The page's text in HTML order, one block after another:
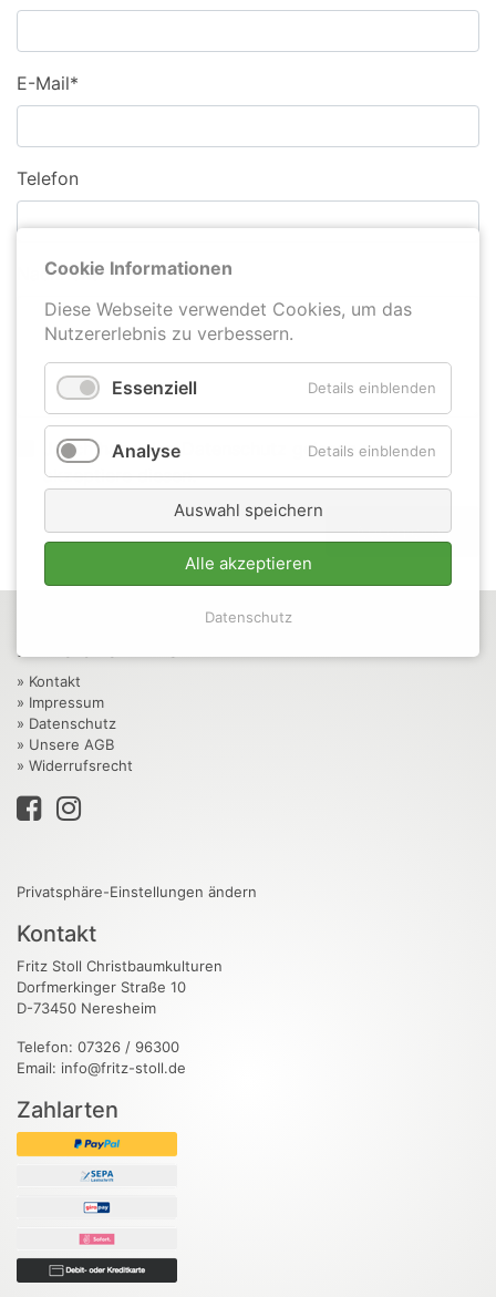
Cookie Informationen
Diese Webseite verwendet Cookies, um das
Nutzererlebnis zu verbessern.
Essenziell Details einblenden
Analyse Details einblenden
Auswahl speichern
Alle akzeptieren
Datenschutz
Pflichtfeld
E-Mail*
Telefon
Pflichtfeld
Nachricht*
Ja ich habe den Datenschutz gelesen und
akzeptiere diesen.
Abschicken
Hilfreiche Links
» Kontakt
» Impressum
» Datenschutz
» Unsere AGB
» Widerrufsrecht
Privatsphäre-Einstellungen ändern
Kontakt
Fritz Stoll Christbaumkulturen
Dorfmerkinger Straße 10
D-73450 Neresheim
Telefon: 07326 / 96300
Email: info@fritz-stoll.de
Zahlarten